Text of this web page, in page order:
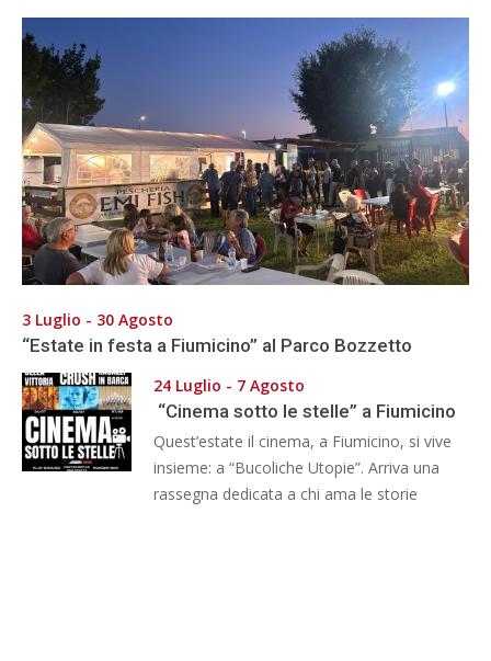
3 Luglio - 30 Agosto
“Estate in festa a Fiumicino” al Parco Bozzetto
24 Luglio - 7 Agosto
“Cinema sotto le stelle” a Fiumicino
Quest’estate il cinema, a Fiumicino, si vive
insieme: a “Bucoliche Utopie”. Arriva una
rassegna dedicata a chi ama le storie